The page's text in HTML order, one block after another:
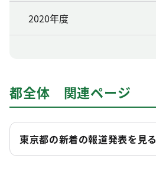
2020年度
都全体 関連ページ
東京都の新着の報道発表を見る